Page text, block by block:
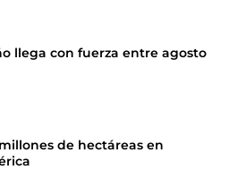
llega con fuerza entre agosto
de hectáreas en